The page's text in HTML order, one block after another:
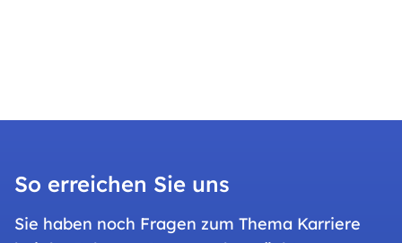
So erreichen Sie uns
Sie haben noch Fragen zum Thema Karriere